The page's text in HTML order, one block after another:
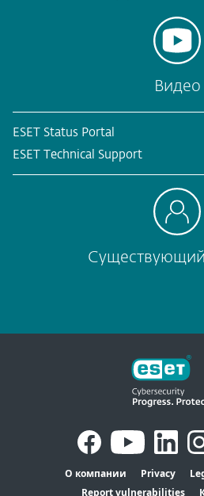
Видео
ESET Status Portal
ESET Technical Support
Существующий
О компании Privacy
Report vulnerabilities